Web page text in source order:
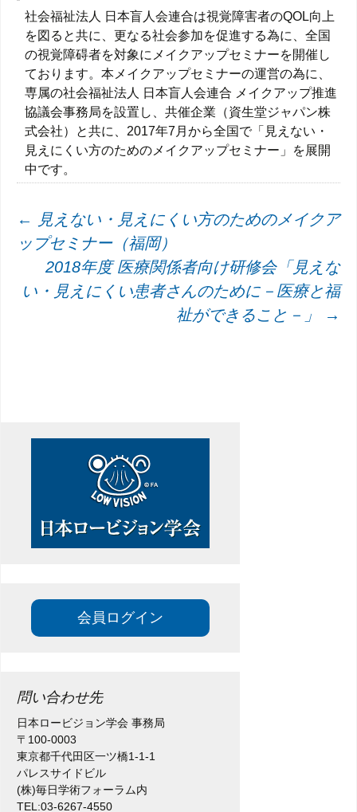
社会福祉法人 日本盲人会連合は視覚障害者のQOL向上
を図ると共に、更なる社会参加を促進する為に、全国
の視覚障碍者を対象にメイクアップセミナーを開催し
ております。本メイクアップセミナーの運営の為に、
専属の社会福祉法人 日本盲人会連合 メイクアップ推進
協議会事務局を設置し、共催企業（資生堂ジャパン株
式会社）と共に、2017年7月から全国で「見えない・
見えにくい方のためのメイクアップセミナー」を展開
中です。
投
稿
←
見えない・見えにくい方のためのメイクア
ップセミナー（福岡）
2018年度 医療関係者向け研修会「見えな
い・見えにくい患者さんのために－医療と福
祉ができること－」
→
会員ログイン
問い合わせ先
日本ロービジョン学会 事務局
〒100-0003
東京都千代田区一ツ橋1-1-1
パレスサイドビル
(株)毎日学術フォーラム内
TEL:03-6267-4550